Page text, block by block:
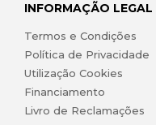
INFORMAÇÃO LEGAL
Termos e Condições
Política de Privacidade
Utilização Cookies
Financiamento
Livro de Reclamações